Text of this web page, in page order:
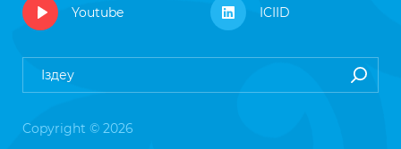
Youtube ICIID
Copyright © 2026